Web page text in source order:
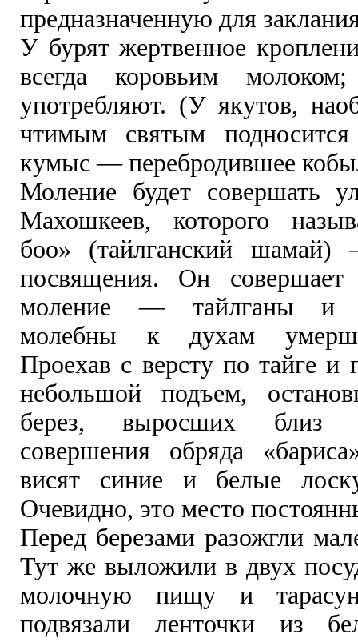
предназначенную для
У бурят жертвенное
всегда коровьим
употребляют. (У якутов,
чтимым святым
кумыс — перебродившее
Моление будет совершать
Махошкеев, которого
боо» (тайлганский
посвящения. Он совершает
моление — тайлганы и
молебны к духам
Проехав с версту по тайге и
небольшой подъем,
берез, выросших близ
совершения обряда
висят синие и белые
Очевидно, это место
Перед березами разожгли
Тут же выложили в двух
молочную пищу и
подвязали ленточки из